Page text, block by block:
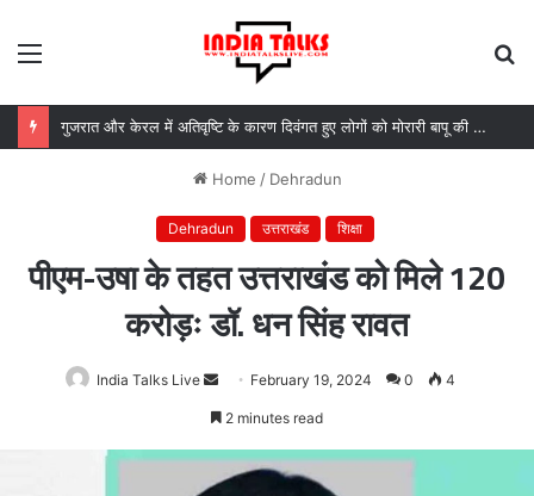
गुजरात और केरल में अतिवृष्टि के कारण दिवंगत हुए लोगों को मोरारी बापू की श्रद्धांजलि और उनके परिजनों को सहायता
Home / Dehradun
Dehradun उत्तराखंड शिक्षा
पीएम-उषा के तहत उत्तराखंड को मिले 120
करोड़ः डॉ. धन सिंह रावत
India Talks Live
Send
an
February 19, 2024 0 4
2 minutes read